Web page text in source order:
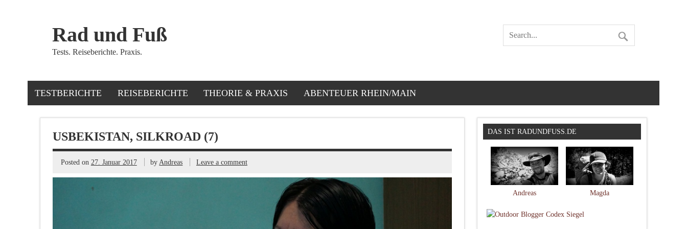
Rad und Fuß
Tests. Reiseberichte. Praxis.
TESTBERICHTE REISEBERICHTE THEORIE & PRAXIS ABENTEUER RHEIN/MAIN
USBEKISTAN, SILKROAD (7)
Posted on 27. Januar 2017 by Andreas Leave a comment
DAS IST RADUNDFUSS.DE
Andreas Magda